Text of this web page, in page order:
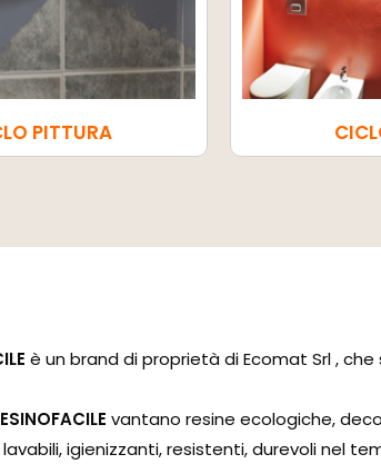
PITTURA
è un brand di proprietà di Ecomat Srl ,
vantano resine ecologiche,
igienizzanti, resistenti, durevoli nel